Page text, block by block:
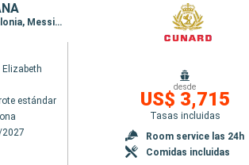
Itinerario : Barcelona, La Valetta, Kotor, Split, Zadar, Trieste, Dubrovnik, Corfú, Kefalonia, Messina (estrecho), Nápoles, Civitavecchia - Roma, La Spezia, Genova, Villefranche, Ajaccio, Barcelona
Elizabeth
estándar
desde
US$ 3,715
Tasas incluidas
Room service las 24h
Comidas incluidas